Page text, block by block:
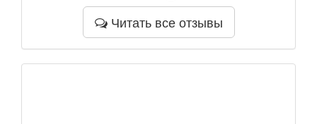
Читать все отзывы